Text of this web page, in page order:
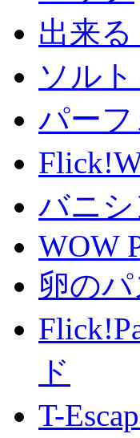
出来
ソル
パー
バニ
WOW
卵の
ド
T-